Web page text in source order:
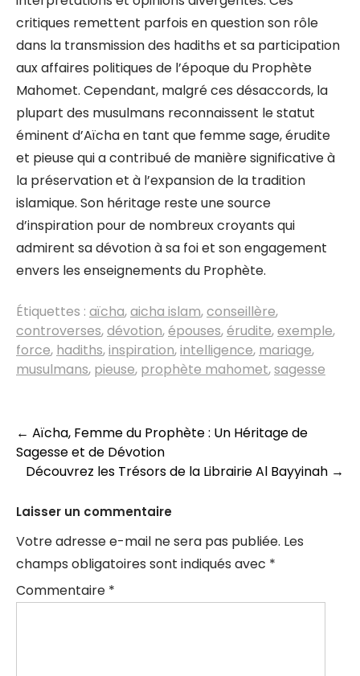
critiques remettent parfois en question son rôle
dans la transmission des hadiths et sa participation
aux affaires politiques de l’époque du Prophète
Mahomet. Cependant, malgré ces désaccords, la
plupart des musulmans reconnaissent le statut
éminent d’Aïcha en tant que femme sage, érudite
et pieuse qui a contribué de manière significative à
la préservation et à l’expansion de la tradition
islamique. Son héritage reste une source
d’inspiration pour de nombreux croyants qui
admirent sa dévotion à sa foi et son engagement
envers les enseignements du Prophète.
Étiquettes : aïcha,aicha islam,conseillère,
controverses,dévotion,épouses,érudite,exemple,
force, hadiths,inspiration,intelligence, mariage,
musulmans, pieuse, prophète mahomet,sagesse
Navigation
des
← Aïcha, Femme du Prophète : Un Héritage de
Sagesse et de Dévotion
Découvrez les Trésors de la Librairie Al Bayyinah →
Laisser un commentaire
Votre adresse e-mail ne sera pas publiée. Les
champs obligatoires sont indiqués avec *
Commentaire *